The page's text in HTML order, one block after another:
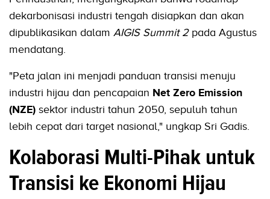
dekarbonisasi industri tengah disiapkan dan akan
dipublikasikan dalam AIGIS Summit 2pada Agustus
mendatang.
"Peta jalan ini menjadi panduan transisi menuju
industri hijau dan pencapaian Net Zero Emission
(NZE) sektor industri tahun 2050, sepuluh tahun
lebih cepat dari target nasional," ungkap Sri Gadis.
Kolaborasi Multi-Pihak untuk
Transisi ke Ekonomi Hijau